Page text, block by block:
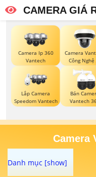
CAMERA GIÁ
Camera Ip 360
Vantech
Camera
Công Nghệ
Lắp Camera
Speedom Vantech
Bán
Vantech
Camera